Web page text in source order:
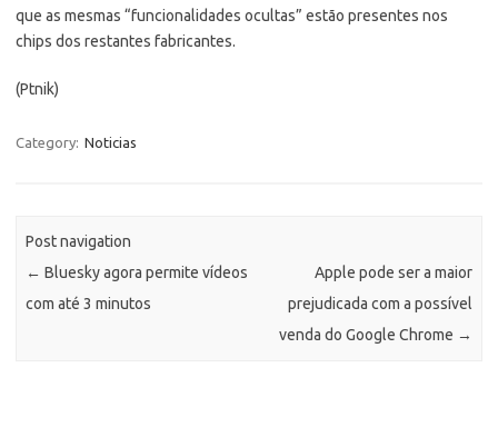
que as mesmas “funcionalidades ocultas” estão presentes nos
chips dos restantes fabricantes.
(Ptnik)
Category: Noticias
Post navigation
← Bluesky agora permite vídeos
com até 3 minutos
Apple pode ser a maior
prejudicada com a possível
venda do Google Chrome →